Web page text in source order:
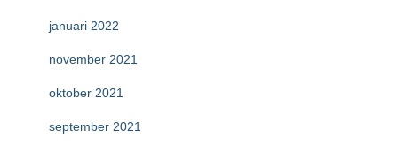
januari 2022
november 2021
oktober 2021
september 2021